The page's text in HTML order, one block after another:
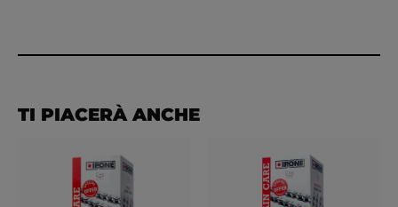
3) Se necessario, strofinare con una spugna o una
5) Pulire il cerchio con un panno pulito per ottenere
.
TI PIACERÀ ANCHE